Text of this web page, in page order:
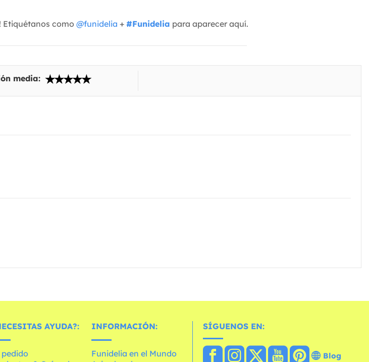
Etiquétanos como @funidelia + #Funidelia para aparecer aquí.
media:
AYUDA?:
pedido
INFORMACIÓN:
Funidelia en el Mundo
SÍGUENOS EN:
Blog